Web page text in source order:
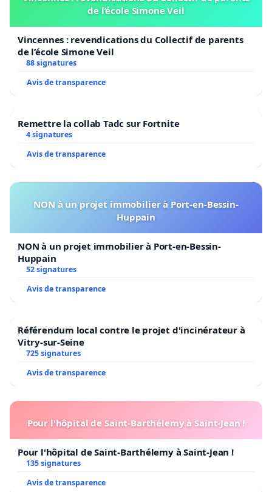
de l’école Simone Veil
Vincennes : revendications du Collectif de parents
de l’école Simone Veil
88 signatures
Avis de transparence
Remettre la collab Tadc sur Fortnite
4 signatures
Avis de transparence
NON à un projet immobilier à Port-en-Bessin-
Huppain
NON à un projet immobilier à Port-en-Bessin-
Huppain
52 signatures
Avis de transparence
Référendum local contre le projet d'incinérateur à
Vitry-sur-Seine
725 signatures
Avis de transparence
Pour l'hôpital de Saint-Barthélemy à Saint-Jean !
Pour l'hôpital de Saint-Barthélemy à Saint-Jean !
135 signatures
Avis de transparence